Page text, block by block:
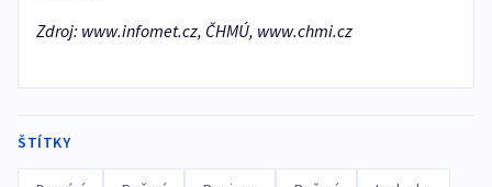
Zdroj: www.infomet.cz, ČHMÚ, www.chmi.cz
ŠTÍTKY